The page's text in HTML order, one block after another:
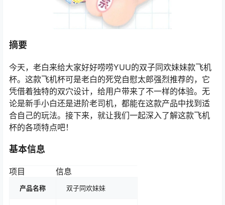
摘要
今天，老白来给大家好好唠唠YUU的双子同欢妹妹款飞机
杯。这款飞机杯可是老白的死党自慰太郎强烈推荐的，它
凭借着独特的双穴设计，给用户带来了不一样的体验。无
论是新手小白还是进阶老司机，都能在这款产品中找到适
合自己的玩法。接下来，就让我们一起深入了解这款飞机
杯的各项特点吧！
基本信息
项目 信息
产品名称 双子同欢妹妹